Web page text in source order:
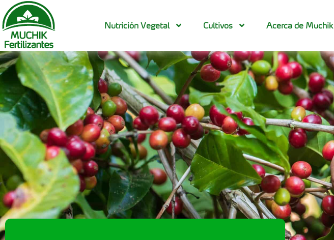
Nutrición Vegetal Cultivos Acerca de Muchik